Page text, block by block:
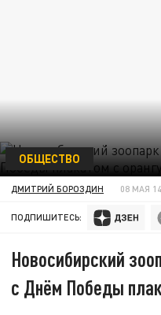
ОБЩЕСТВО
ДМИТРИЙ БОРОЗДИН 08 МАЯ
ПОДПИШИТЕСЬ:
Новосибирский
с Днём Победы